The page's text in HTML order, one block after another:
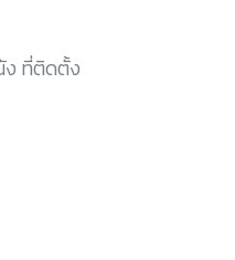
ง ที่ติดตั้ง